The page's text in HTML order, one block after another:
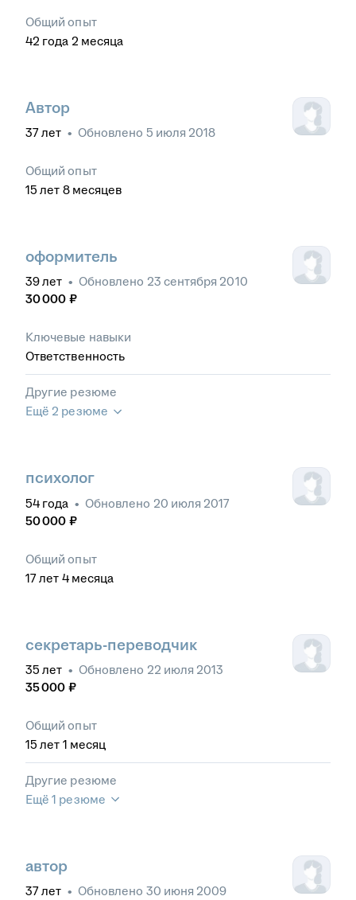
Общий опыт
42 года 2 месяца
Автор
37лет • Обновлено 5 июля 2018
Общий опыт
15 лет 8 месяцев
оформитель
39лет • Обновлено 23 сентября 2010
30 000 ₽
Ключевые навыки
Ответственность
Другие резюме
Ещё 2 резюме
психолог
54 года • Обновлено 20 июля 2017
50 000 ₽
Общий опыт
17лет 4 месяца
секретарь-переводчик
35 лет • Обновлено 22 июля 2013
35 000 ₽
Общий опыт
15 лет 1 месяц
Другие резюме
Ещё 1 резюме
автор
37лет • Обновлено 30 июня 2009